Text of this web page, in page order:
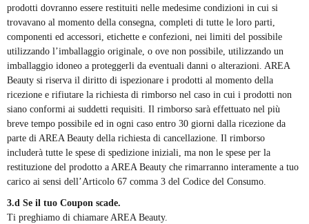
prodotti dovranno essere restituiti nelle medesime condizioni in cui si
trovavano al momento della consegna, completi di tutte le loro parti,
componenti ed accessori, etichette e confezioni, nei limiti del possibile
utilizzando l’imballaggio originale, o ove non possibile, utilizzando un
imballaggio idoneo a proteggerli da eventuali danni o alterazioni. AREA
Beauty si riserva il diritto di ispezionare i prodotti al momento della
ricezione e rifiutare la richiesta di rimborso nel caso in cui i prodotti non
siano conformi ai suddetti requisiti. Il rimborso sarà effettuato nel più
breve tempo possibile ed in ogni caso entro 30 giorni dalla ricezione da
parte di AREA Beauty della richiesta di cancellazione. Il rimborso
includerà tutte le spese di spedizione iniziali, ma non le spese per la
restituzione del prodotto a AREA Beauty che rimarranno interamente a tuo
carico ai sensi dell’Articolo 67 comma 3 del Codice del Consumo.
3.d Se il tuo Coupon scade.
Ti preghiamo di chiamare AREA Beauty.